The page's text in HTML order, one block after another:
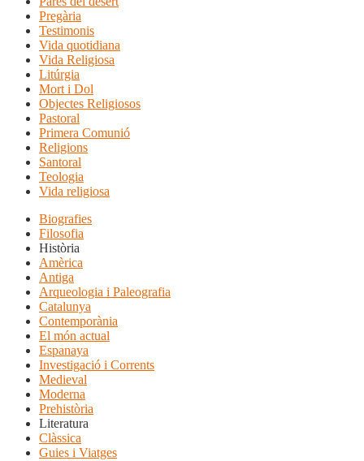
Pregària
Testimonis
Vida quotidiana
Vida Religiosa
Litúrgia
Mort i Dol
Objectes Religiosos
Pastoral
Primera Comunió
Religions
Santoral
Teologia
Vida religiosa
Biografies
Filosofia
Història
Amèrica
Antiga
Arqueologia i Paleografia
Catalunya
Contemporània
El món actual
Espanaya
Investigació i Corrents
Medieval
Moderna
Prehistòria
Literatura
Clàssica
Guies i Viatges